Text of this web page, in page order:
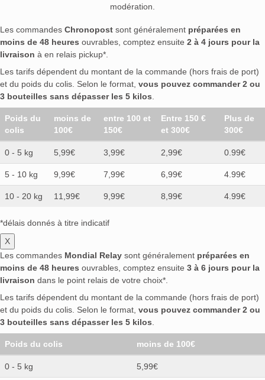
modération.
Les commandes Chronopost sont généralement préparées en
moins de 48 heures ouvrables, comptez ensuite 2 à 4 jours pour la
livraison à en relais pickup*.
Les tarifs dépendent du montant de la commande (hors frais de port)
et du poids du colis. Selon le format, vous pouvez commander 2 ou
3 bouteilles sans dépasser les 5 kilos.
Poids du
colis
moins de
100€
entre 100 et
150€
Entre 150 €
et 300€
Plus de
300€
0 - 5 kg 5,99€ 3,99€ 2,99€ 0.99€
5 - 10 kg 9,99€ 7,99€ 6,99€ 4.99€
10 - 20 kg 11,99€ 9,99€ 8,99€ 4.99€
*délais donnés à titre indicatif
X
Les commandes Mondial Relay sont généralement préparées en
moins de 48 heures ouvrables, comptez ensuite 3 à 6 jours pour la
livraison dans le point relais de votre choix*.
Les tarifs dépendent du montant de la commande (hors frais de port)
et du poids du colis. Selon le format, vous pouvez commander 2 ou
3 bouteilles sans dépasser les 5 kilos.
Poids du colis moins de 100€
0 - 5 kg 5,99€